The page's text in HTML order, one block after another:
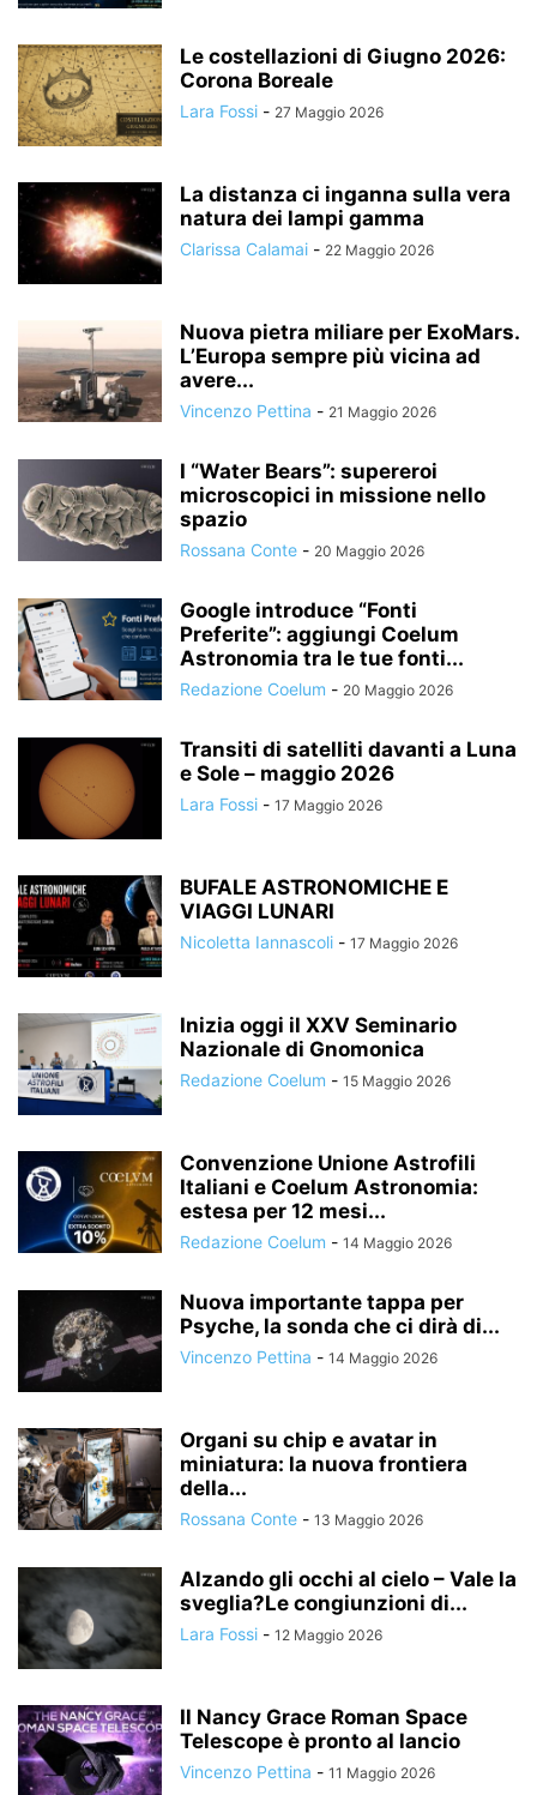
Le costellazioni di Giugno 2026:
Corona Boreale
Lara Fossi - 27 Maggio 2026
La distanza ci inganna sulla vera
natura dei lampi gamma
Clarissa Calamai - 22 Maggio 2026
Nuova pietra miliare per ExoMars.
L’Europa sempre più vicina ad
avere...
Vincenzo Pettina - 21 Maggio 2026
I “Water Bears”: supereroi
microscopici in missione nello
spazio
Rossana Conte - 20 Maggio 2026
Google introduce “Fonti
Preferite”: aggiungi Coelum
Astronomia tra le tue fonti...
Redazione Coelum - 20 Maggio 2026
Transiti di satelliti davanti a Luna
e Sole – maggio 2026
Lara Fossi - 17 Maggio 2026
BUFALE ASTRONOMICHE E
VIAGGI LUNARI
Nicoletta Iannascoli - 17 Maggio 2026
Inizia oggi il XXV Seminario
Nazionale di Gnomonica
Redazione Coelum - 15 Maggio 2026
Convenzione Unione Astrofili
Italiani e Coelum Astronomia:
estesa per 12 mesi...
Redazione Coelum - 14 Maggio 2026
Nuova importante tappa per
Psyche, la sonda che ci dirà di...
Vincenzo Pettina - 14 Maggio 2026
Organi su chip e avatar in
miniatura: la nuova frontiera
della...
Rossana Conte - 13 Maggio 2026
Alzando gli occhi al cielo – Vale la
sveglia?Le congiunzioni di...
Lara Fossi - 12 Maggio 2026
Il Nancy Grace Roman Space
Telescope è pronto al lancio
Vincenzo Pettina - 11 Maggio 2026